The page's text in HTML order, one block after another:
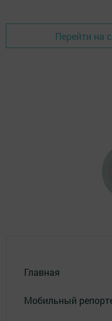
Перейти на
Главная
Мобильный